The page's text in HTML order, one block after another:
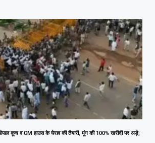
कूच व CM हाउस के घेराव की तैयारी, मूंग की 100% खरीदी पर अड़े;